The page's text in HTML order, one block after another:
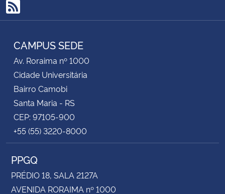
RSS
CAMPUS SEDE
Av. Roraima nº 1000
Cidade Universitária
Bairro Camobi
Santa Maria - RS
CEP: 97105-900
+55 (55) 3220-8000
PPGQ
PRÉDIO 18, SALA 2127A
AVENIDA RORAIMA nº 1000